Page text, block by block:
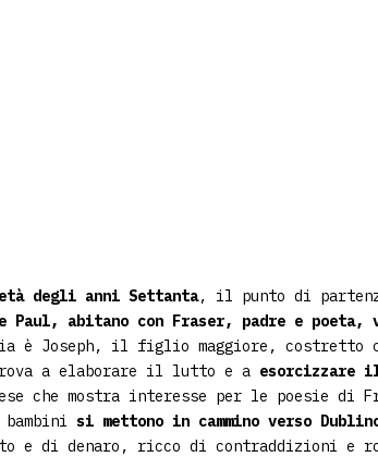
degli anni Settanta, il punto di
Paul, abitano con Fraser, padre e
è Joseph, il figlio maggiore,
a elaborare il lutto e a esorcizzare
che mostra interesse per le poesie di
si mettono in cammino verso
e di denaro, ricco di contraddizioni e